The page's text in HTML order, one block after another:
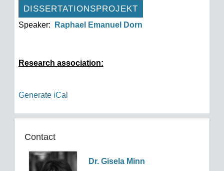
DISSERTATIONSPROJEKT
Speaker: Raphael Emanuel Dorn
Research association:
Generate iCal
Contact
Dr. Gisela Minn